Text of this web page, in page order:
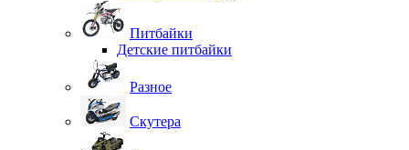
Питбайки
Детские питбайки
Разное
Скутера